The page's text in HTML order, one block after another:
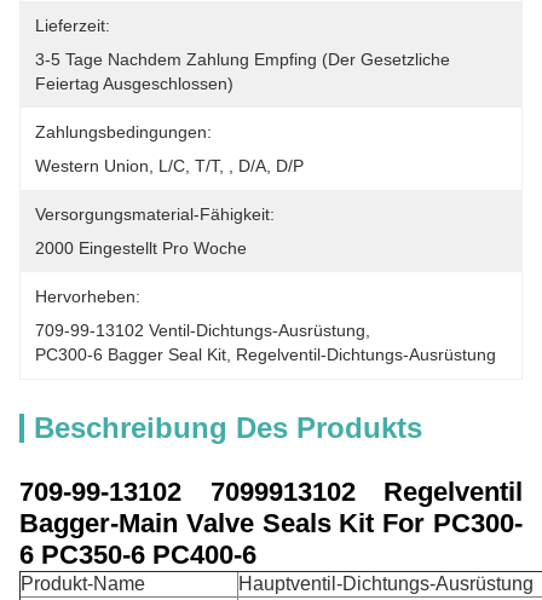
Lieferzeit:
3-5 Tage Nachdem Zahlung Empfing (der Gesetzliche
Feiertag Ausgeschlossen)
Zahlungsbedingungen:
Western Union, L/C, T/T, , D/A, D/P
Versorgungsmaterial-Fähigkeit:
2000 Eingestellt Pro Woche
Hervorheben:
709-99-13102 Ventil-Dichtungs-Ausrüstung
PC300-6 Bagger Seal Kit Regelventil-Dichtungs-Ausrüstung
Beschreibung Des Produkts
709-99-13102 7099913102 Regelventil
Bagger-Main Valve Seals Kit For PC300-
6 PC350-6 PC400-6
Produkt-Name
Hauptventil-Dichtungs-Ausrüstung